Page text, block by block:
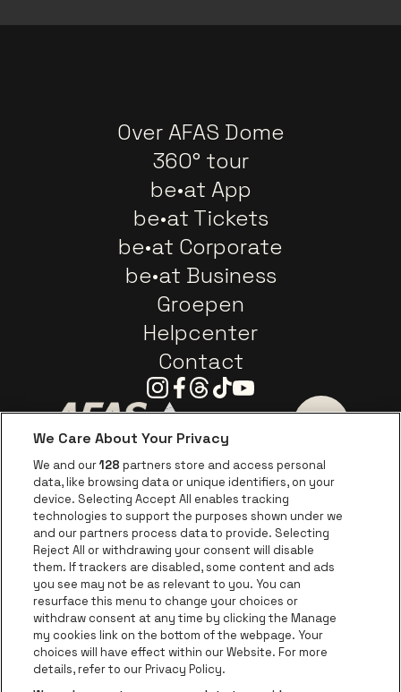
Over AFAS Dome
360° tour
be•at App
be•at Tickets
be•at Corporate
be•at Business
Groepen
Helpcenter
Contact
Instagram
Facebook
Threads
TiktokYoutube
Ga naar
Ga naar de website van Europcar
Ga naar de
Ga naar de website van Coca-Cola
Ga naar de website van
Ga naar de
Ga naar de website van Champagne
Ga naar de website
Ga naar de website van Het
Ga naar de
AFAS Dome is een deel van be•at
AFAS Dome
We Care About Your Privacy
We and our128 partners store and access personal
data, like browsing data or unique identifiers, on your
device. Selecting Accept All enables tracking
technologies to support the purposes shown under we
and our partners process data to provide. Selecting
Reject All or withdrawing your consent will disable
them. If trackers are disabled, some content and ads
you see may not be as relevant to you. You can
resurface this menu to change your choices or
withdraw consent at any time by clicking the Manage
my cookies link on the bottom of the webpage. Your
choices will have effect within our Website. For more
details, refer to our Privacy Policy.